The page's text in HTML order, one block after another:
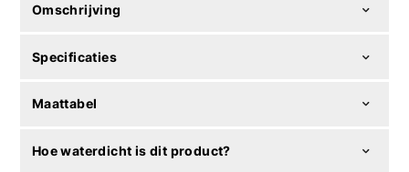
Omschrijving
Specificaties
Maattabel
Hoe waterdicht is dit product?